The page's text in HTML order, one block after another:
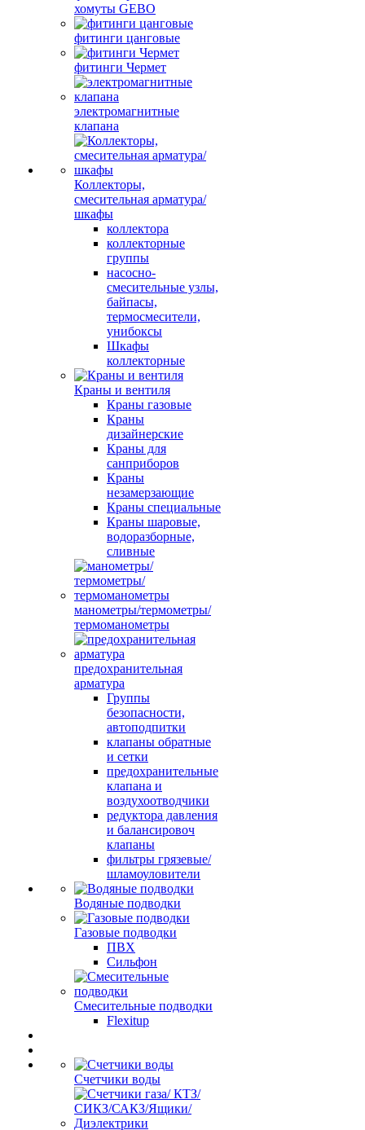
хомуты GEBO
фитинги цанговые
фитинги Чермет
электромагнитные
клапана
Коллекторы,
смесительная арматура/
шкафы
коллектора
коллекторные
группы
насосно-
смесительные узлы,
байпасы,
термосмесители,
унибоксы
Шкафы
коллекторные
Краны и вентиля
Краны газовые
Краны
дизайнерские
Краны для
санприборов
Краны
незамерзающие
Краны специальные
Краны шаровые,
водоразборные,
сливные
манометры/термометры/
термоманометры
предохранительная
арматура
Группы
безопасности,
автоподпитки
клапаны обратные
и сетки
предохранительные
клапана и
воздухоотводчики
редуктора давления
и балансировоч
клапаны
фильтры грязевые/
шламоуловители
Водяные подводки
Газовые подводки
ПВХ
Сильфон
Смесительные подводки
Flexitup
Счетчики воды